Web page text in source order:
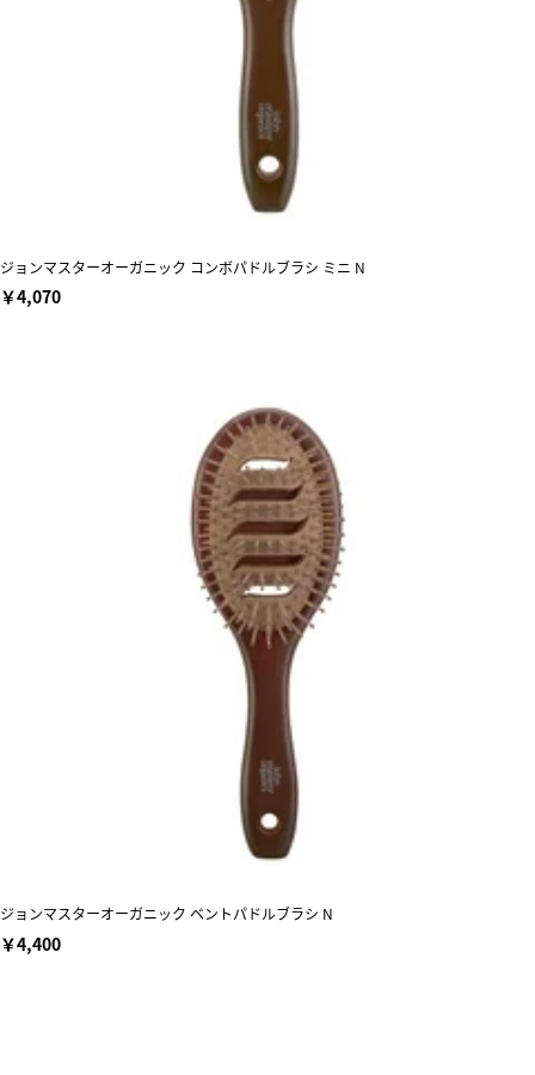
ジョンマスターオーガニック コンボパドルブラシ ミニ N
￥4,070
ジョンマスターオーガニック ベントパドルブラシ N
￥4,400